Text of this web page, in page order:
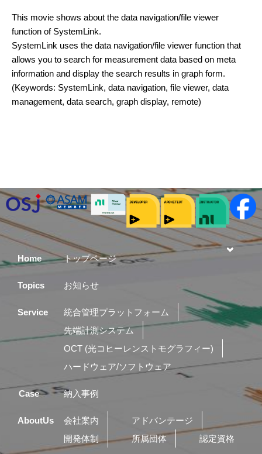
This movie shows about the data navigation/file viewer
function of SystemLink.
SystemLink uses the data navigation/file viewer function that
allows you to search for measurement data based on meta
information and display the search results in graph form.
(Keywords: SystemLink, data navigation, file viewer, data
management, data search, graph display, remote)
Home トップページ
Topics お知らせ
Service
統合管理プラットフォーム
先端計測システム
OCT (光コヒーレンストモグラフィー)
ハードウェア/ソフトウェア
Case 納入事例
AboutUs 会社案内
アドバンテージ
開発体制
所属団体 認定資格